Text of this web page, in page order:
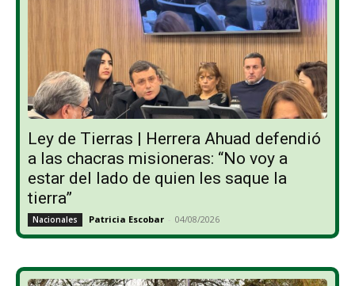
Ley de Tierras | Herrera Ahuad defendió
a las chacras misioneras: “No voy a
estar del lado de quien les saque la
tierra”
Nacionales Patricia Escobar - 04/08/2026